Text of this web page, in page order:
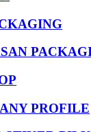
PROFILE